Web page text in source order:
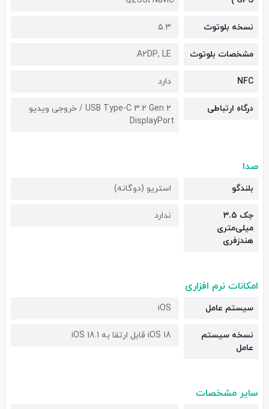
نسخه بلوتوث ۵.۳
مشخصات بلوتوث A۲DP, LE
NFC دارد
درگاه ارتباطی
USB Type-C 3.2 Gen 2 / خروجی ویديو
DisplayPort
صدا
بلندگو استریو (دوگانه)
جک 3.5
میلی‌متری
هندزفری
ندارد
امکانات نرم افزاری
سیستم عامل iOS
نسخه سیستم
عامل
iOS 18 قابل ارتقا به iOS 18.1
سایر مشخصات